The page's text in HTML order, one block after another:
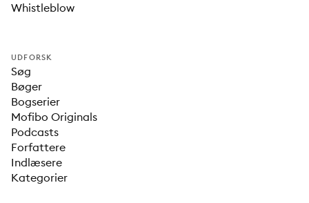
Whistleblow
UDFORSK
Søg
Bøger
Bogserier
Mofibo Originals
Podcasts
Forfattere
Indlæsere
Kategorier